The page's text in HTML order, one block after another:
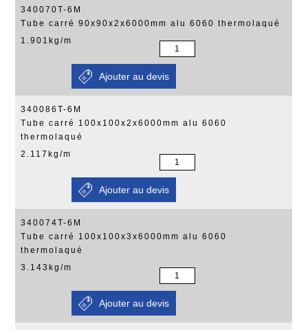
340070T-6M
Tube carré 90x90x2x6000mm alu 6060 thermolaqué
1.901kg/m
340086T-6M
Tube carré 100x100x2x6000mm alu 6060
thermolaqué
2.117kg/m
340074T-6M
Tube carré 100x100x3x6000mm alu 6060
thermolaqué
3.143kg/m